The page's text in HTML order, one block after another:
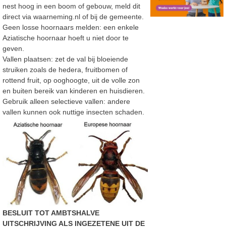
nest hoog in een boom of gebouw, meld dit
direct via waarneming.nl of bij de gemeente.
Geen losse hoornaars melden: een enkele
Aziatische hoornaar hoeft u niet door te
geven.
Vallen plaatsen: zet de val bij bloeiende
struiken zoals de hedera, fruitbomen of
rottend fruit, op ooghoogte, uit de volle zon
en buiten bereik van kinderen en huisdieren.
Gebruik alleen selectieve vallen: andere
vallen kunnen ook nuttige insecten schaden.
BESLUIT TOT AMBTSHALVE
UITSCHRIJVING ALS INGEZETENE UIT DE